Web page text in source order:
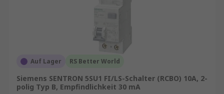
Auf Lager RS Better World
Siemens SENTRON 5SU1 FI/LS-Schalter (RCBO) 10A, 2-
polig Typ B, Empfindlichkeit 30 mA